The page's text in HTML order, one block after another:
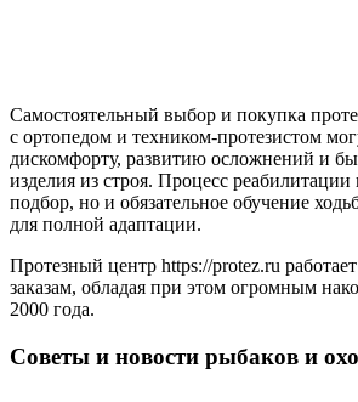
Самостоятельный выбор и покупка
с ортопедом и техником-протезистом
дискомфорту, развитию осложнений и
изделия из строя. Процесс реабилитации
подбор, но и обязательное обучение
для полной адаптации.
Протезный центр https://protez.ru
заказам, обладая при этом огромным
2000 года.
Советы и новости рыбаков и